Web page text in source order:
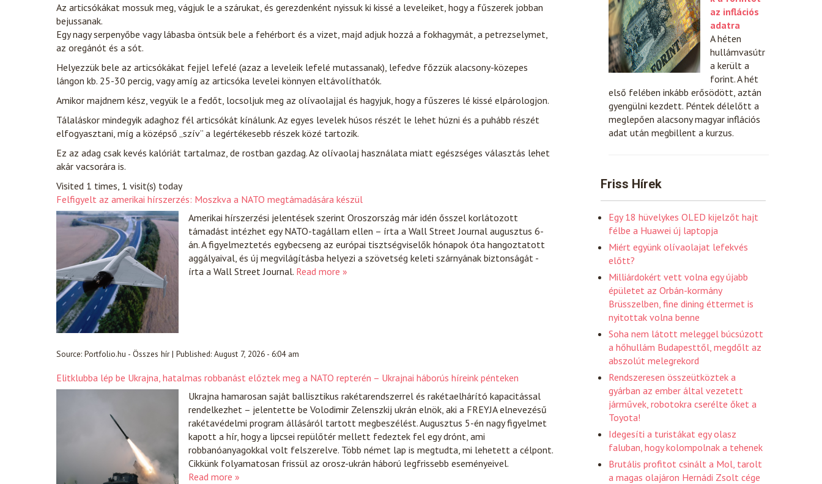
Az articsókákat mossuk meg, vágjuk le a szárukat, és gerezdenként nyissuk ki kissé a leveleiket, hogy a fűszerek jobban
bejussanak.
Egy nagy serpenyőbe vagy lábasba öntsük bele a fehérbort és a vizet, majd adjuk hozzá a fokhagymát, a petrezselymet,
az oregánót és a sót.
Helyezzük bele az articsókákat fejjel lefelé (azaz a leveleik lefelé mutassanak), lefedve főzzük alacsony-közepes
lángon kb. 25-30 percig, vagy amíg az articsóka levelei könnyen eltávolíthatók.
Amikor majdnem kész, vegyük le a fedőt, locsoljuk meg az olívaolajjal és hagyjuk, hogy a fűszeres lé kissé elpárologjon.
Tálaláskor mindegyik adaghoz fél articsókát kínálunk. Az egyes levelek húsos részét le lehet húzni és a puhább részét
elfogyasztani, míg a középső „szív” a legértékesebb részek közé tartozik.
Ez az adag csak kevés kalóriát tartalmaz, de rostban gazdag. Az olívaolaj használata miatt egészséges választás lehet
akár vacsorára is.
Visited 1 times, 1 visit(s) today
Felfigyelt az amerikai hírszerzés: Moszkva a NATO megtámadására készül
Amerikai hírszerzési jelentések szerint Oroszország már idén ősszel korlátozott
támadást intézhet egy NATO-tagállam ellen – írta a Wall Street Journal augusztus 6-
án. A figyelmeztetés egybecseng az európai tisztségviselők hónapok óta hangoztatott
aggályaival, és új megvilágításba helyezi a szövetség keleti szárnyának biztonságát -
írta a Wall Street Journal. Read more »
Source: Portfolio.hu - Összes hír| Published: August 7, 2026 - 6:04 am
Elitklubba lép be Ukrajna, hatalmas robbanást előztek meg a NATO repterén – Ukrajnai háborús híreink pénteken
Ukrajna hamarosan saját ballisztikus rakétarendszerrel és rakétaelhárító kapacitással
rendelkezhet – jelentette be Volodimir Zelenszkij ukrán elnök, aki a FREYJA elnevezésű
rakétavédelmi program állásáról tartott megbeszélést. Augusztus 5-én nagy figyelmet
kapott a hír, hogy a lipcsei repülőtér mellett fedeztek fel egy drónt, ami
robbanóanyagokkal volt felszerelve. Több német lap is megtudta, mi lehetett a célpont.
Cikkünk folyamatosan frissül az orosz-ukrán háború legfrissebb eseményeivel.
Read more »
az inflációs
adatra
A héten
hullámvasútr
a került a
forint. A hét
első felében inkább erősödött, aztán
gyengülni kezdett. Péntek délelőtt a
meglepően alacsony magyar inflációs
adat után megbillent a kurzus.
Friss Hírek
Egy 18 hüvelykes OLED kijelzőt hajt
félbe a Huawei új laptopja
Miért együnk olívaolajat lefekvés
előtt?
Milliárdokért vett volna egy újabb
épületet az Orbán-kormány
Brüsszelben, fine dining éttermet is
nyitottak volna benne
Soha nem látott meleggel búcsúzott
a hőhullám Budapesttől, megdőlt az
abszolút melegrekord
Rendszeresen összeütköztek a
gyárban az ember által vezetett
járművek, robotokra cserélte őket a
Toyota!
Idegesíti a turistákat egy olasz
faluban, hogy kolompolnak a tehenek
Brutális profitot csinált a Mol, tarolt
a magas olajáron Hernádi Zsolt cége